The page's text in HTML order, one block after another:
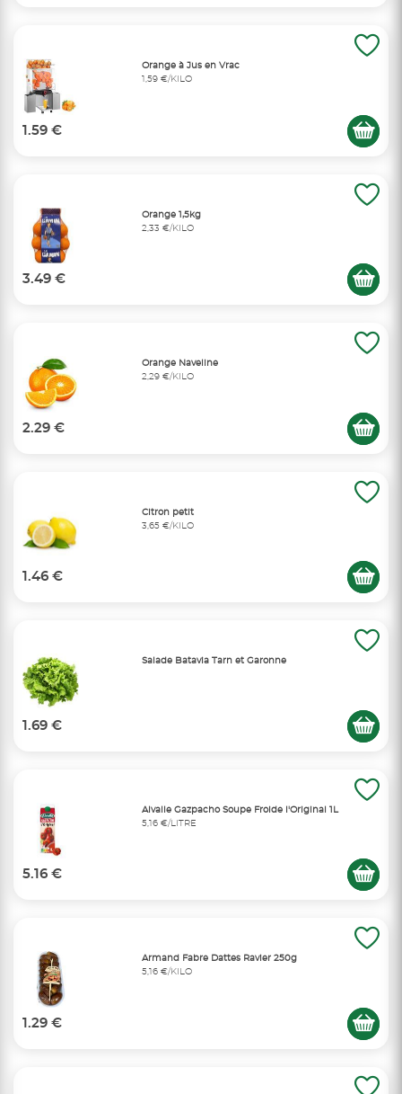
Orange à Jus en Vrac
1,59 €/KILO
1.59 €
Orange 1,5kg
2,33 €/KILO
3.49 €
Orange Naveline
2,29 €/KILO
2.29 €
Citron petit
3,65 €/KILO
1.46 €
Salade Batavia Tarn et Garonne
1.69 €
Alvalle Gazpacho Soupe Froide l'Original 1L
5,16 €/LITRE
5.16 €
Armand Fabre Dattes Ravier 250g
5,16 €/KILO
1.29 €